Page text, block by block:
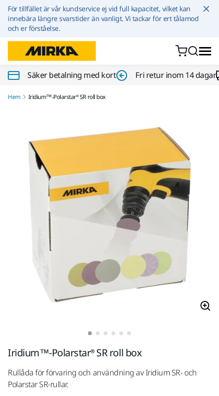
Hoppa till innehållet
För tillfället är vår kundservice ej vid full kapacitet, vilket kan
innebära längre svarstider än vanligt. Vi tackar för ert tålamod
och er förståelse.
Säker betalning med kort Fri retur inom 14 dagar
Hem Iridium™-Polarstar® SR roll box
Iridium™-Polarstar® SR roll box
Rullåda för förvaring och användning av Iridium SR- och
Polarstar SR-rullar.